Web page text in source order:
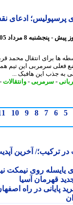
ادعای نقش
برای انتقال محمد
سرمربی این تیم
جذب این هافبک ...
-سرمربی- وانتقالات-
6
7
8
9
10
11
آخرین آپدیت
روی نیمکت
آسیا
در راه اصفهان